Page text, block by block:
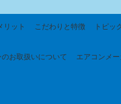
リット こだわりと特徴 トピッ
お取扱いについて エアコンメ